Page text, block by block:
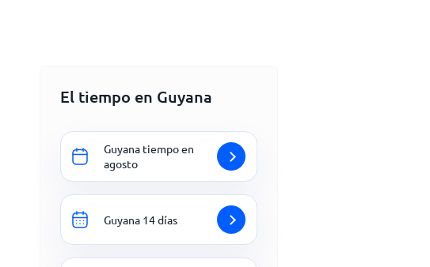
El tiempo en Guyana
Guyana tiempo en
agosto
Guyana 14 días